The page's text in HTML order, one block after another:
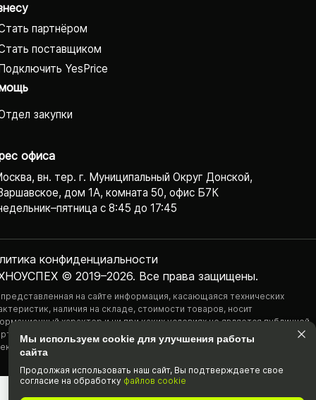
партнёром
поставщиком
YesPrice
закупки
офиса
вн. тер. г. Муниципальный Округ Донской,
дом 1А, комната 50, офис Б7К
с 8:45 до 17:45
© 2019–2026. Все права защищены.
конфиденциаль­ности
на сайте информация, касающаяся технических
наличия на складе, стоимости товаров, носит
характер и ни при каких условиях не является публичной
определяемой положениями Статьи 437(2) Гражданского
РФ.
Мы используем cookie для улучшения работы
сайта
Продолжая использовать наш cайт, Вы подтвержда­ете свое
согласие на обработку файлов cookie